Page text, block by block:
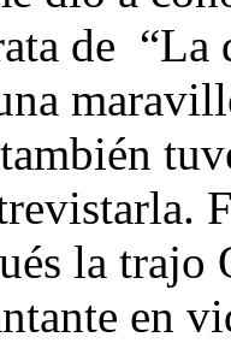
de “La
la trajo
en